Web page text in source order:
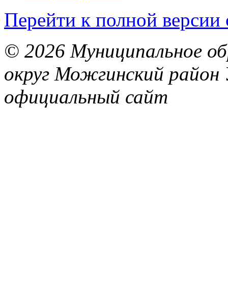
Перейти к полной версии
© 2026 Муниципальное
округ Можгинский район
официальный сайт